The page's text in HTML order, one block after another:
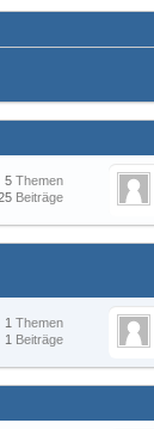
Themen
5
Beiträge
Themen
1
Beiträge
1